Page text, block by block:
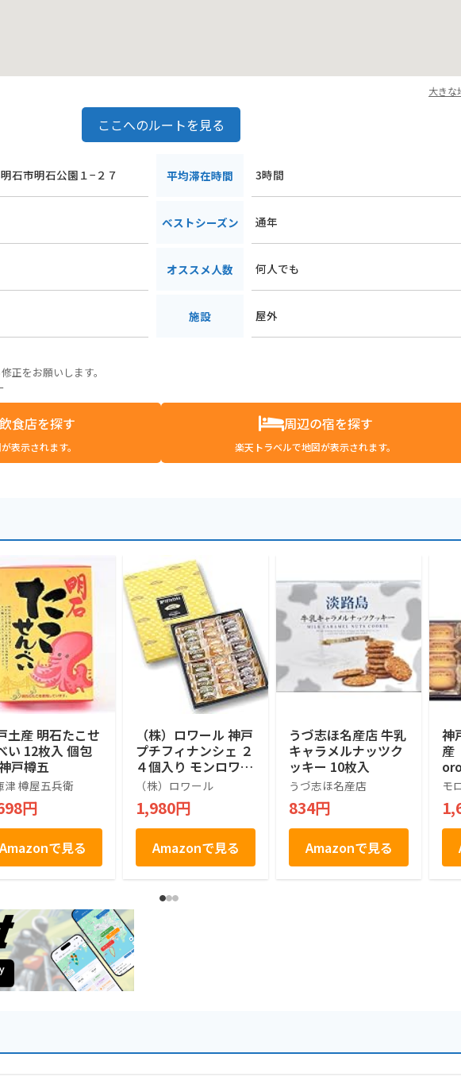
大きな
ここへのルートを見る
石市明石公園１−２７ 平均滞在時間 3時間
ベストシーズン 通年
オススメ人数 何人でも
施設 屋外
正をお願いします。
食店を探す
表示されます。
周辺の宿を探す
楽天トラベルで地図が表示されます。
土産 明石たこせ
い 12枚入 個包
戸樽五
津 樽屋五兵衛
円
で見る
（株）ロワール 神戸
プチフィナンシェ ２
４個入り モンロワー
ル 神戸 岡本 神戸土
産 洋菓子
（株）ロワール
1,980円
Amazonで見る
うづ志ほ名産店 牛乳
キャラメルナッツク
ッキー 10枚入
うづ志ほ名産店
834円
Amazonで見る
神
産
フ
8個
モ